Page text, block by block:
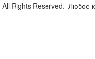
Rights Reserved. Любое